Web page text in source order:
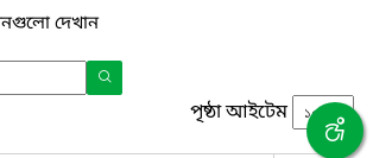
দেখান
পৃষ্ঠা আইটেম